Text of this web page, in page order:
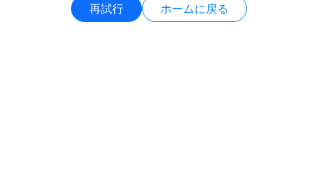
再試行 ホームに戻る